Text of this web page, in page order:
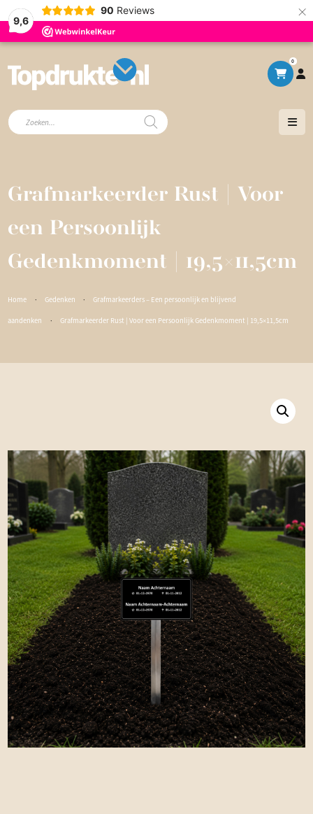
9,6
90 Reviews ×
0
Producten
zoeken
Grafmarkeerder Rust | Voor
een Persoonlijk
Gedenkmoment | 19,5×11,5cm
Home · Gedenken · Grafmarkeerders – Een persoonlijk en blijvend
aandenken · Grafmarkeerder Rust | Voor een Persoonlijk Gedenkmoment | 19,5×11,5cm